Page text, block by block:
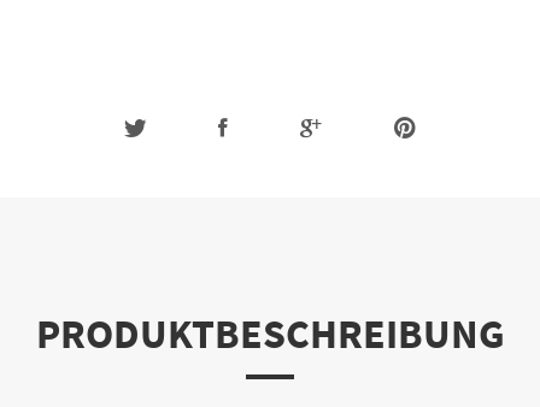
PRODUKTBESCHREIBUNG